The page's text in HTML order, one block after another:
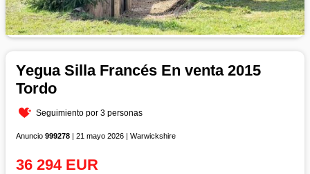
Yegua Silla Francés En venta 2015
Tordo
Seguimiento por 3 personas
Anuncio 999278 | 21 mayo 2026 | Warwickshire
36 294 EUR